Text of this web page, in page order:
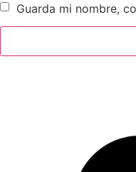
Guarda mi nombre,